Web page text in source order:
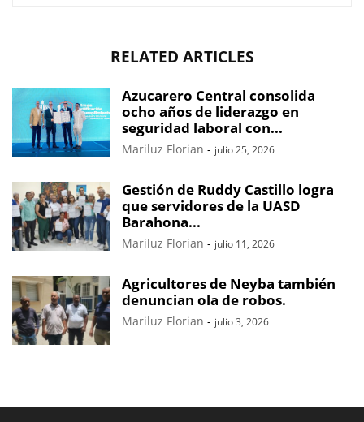
RELATED ARTICLES
Azucarero Central consolida
ocho años de liderazgo en
seguridad laboral con...
Mariluz Florian - julio 25, 2026
Gestión de Ruddy Castillo logra
que servidores de la UASD
Barahona...
Mariluz Florian - julio 11, 2026
Agricultores de Neyba también
denuncian ola de robos.
Mariluz Florian - julio 3, 2026